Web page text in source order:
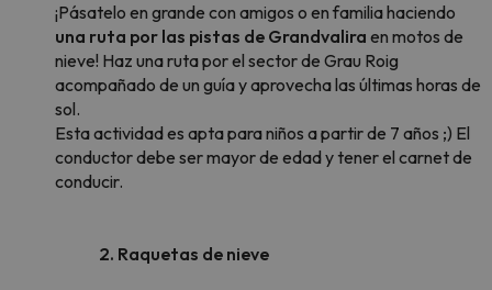
¡Pásatelo en grande con amigos o en familia haciendo
una ruta por las pistas de Grandvalira en motos de
nieve! Haz una ruta por el sector de Grau Roig
acompañado de un guía y aprovecha las últimas horas de
sol.
Esta actividad es apta para niños a partir de 7 años ;) El
conductor debe ser mayor de edad y tener el carnet de
conducir.
2. Raquetas de nieve